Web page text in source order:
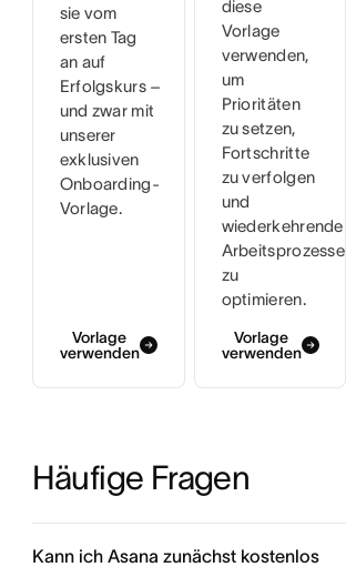
sie vom
ersten Tag
an auf
Erfolgskurs –
und zwar mit
unserer
exklusiven
Onboarding-
Vorlage.
Vorlage
verwenden
diese
Vorlage
verwenden,
um
Prioritäten
zu setzen,
Fortschritte
zu verfolgen
und
wiederkehrende
Arbeitsprozesse
zu
optimieren.
Vorlage
verwenden
Häufige Fragen
Kann ich Asana zunächst kostenlos